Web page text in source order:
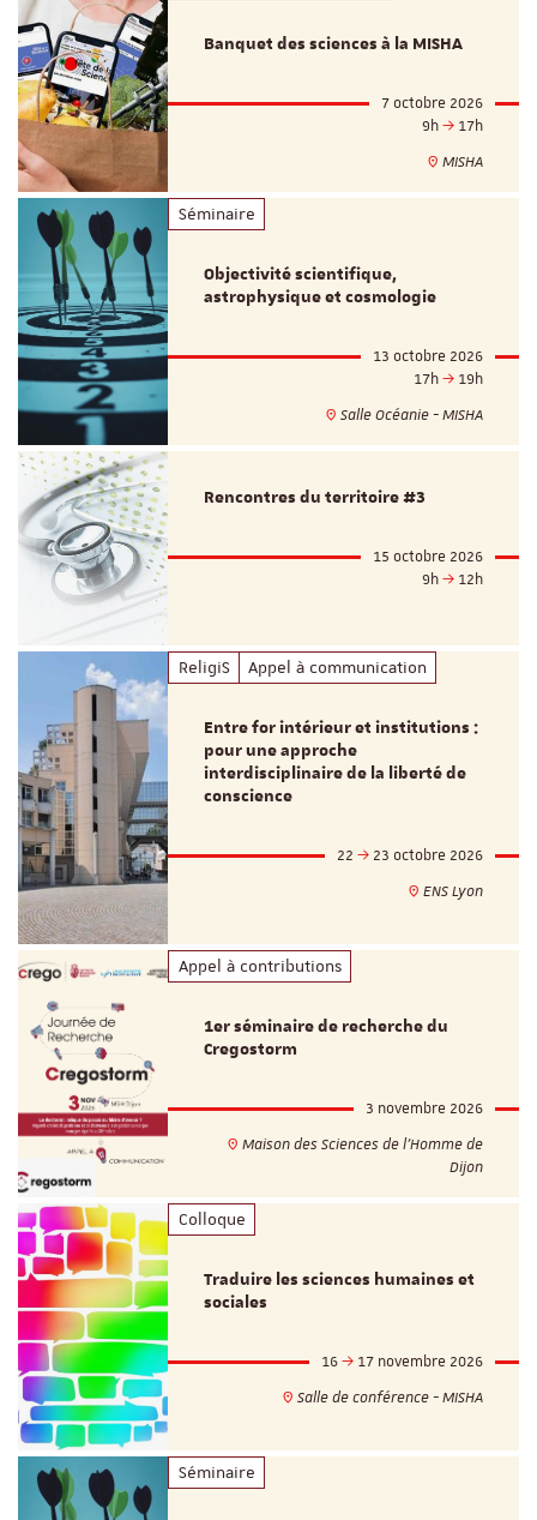
Banquet des sciences à la MISHA
7 octobre 2026
9h
17h
MISHA
Séminaire
Objectivité scientifique,
astrophysique et cosmologie
13 octobre 2026
17h
19h
Salle Océanie - MISHA
Rencontres du territoire #3
15 octobre 2026
9h
12h
ReligiS Appel à communication
Entre for intérieur et institutions :
pour une approche
interdisciplinaire de la liberté de
conscience
22
23 octobre 2026
ENS Lyon
Appel à contributions
1er séminaire de recherche du
Cregostorm
3 novembre 2026
Maison des Sciences de l'Homme de
Dijon
Colloque
Traduire les sciences humaines et
sociales
16
17 novembre 2026
Salle de conférence - MISHA
Séminaire